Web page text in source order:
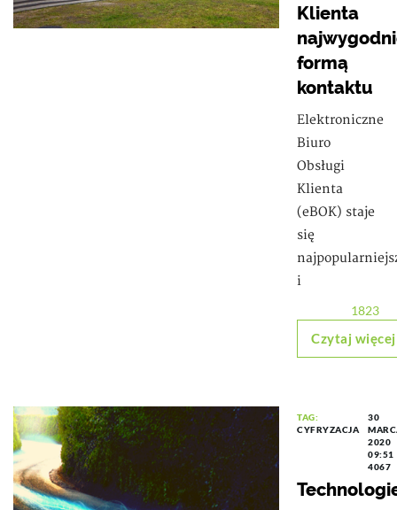
Klienta
formą
kontaktu
Elektroniczne
Biuro
Obsługi
Klienta
(eBOK) staje
się
i
1823
Czytaj więcej
TAG:
CYFRYZACJA
30
2020
09:51
4067